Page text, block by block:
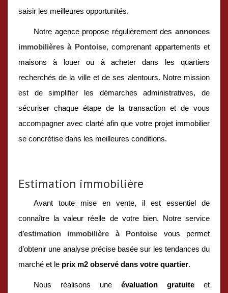
saisir les meilleures opportunités.
Notre agence propose régulièrement des annonces
immobilières à Pontoise, comprenant appartements et
maisons à louer ou à acheter dans les quartiers
recherchés de la ville et de ses alentours. Notre mission
est de simplifier les démarches administratives, de
sécuriser chaque étape de la transaction et de vous
accompagner avec clarté afin que votre projet immobilier
se concrétise dans les meilleures conditions.
Estimation immobilière
Avant toute mise en vente, il est essentiel de
connaître la valeur réelle de votre bien. Notre service
d’estimation immobilière à Pontoise vous permet
d’obtenir une analyse précise basée sur les tendances du
marché et le prix m2 observé dans votre quartier.
Nous réalisons une évaluation gratuite et